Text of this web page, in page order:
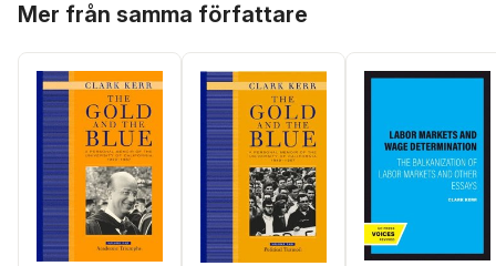
Mer från samma författare